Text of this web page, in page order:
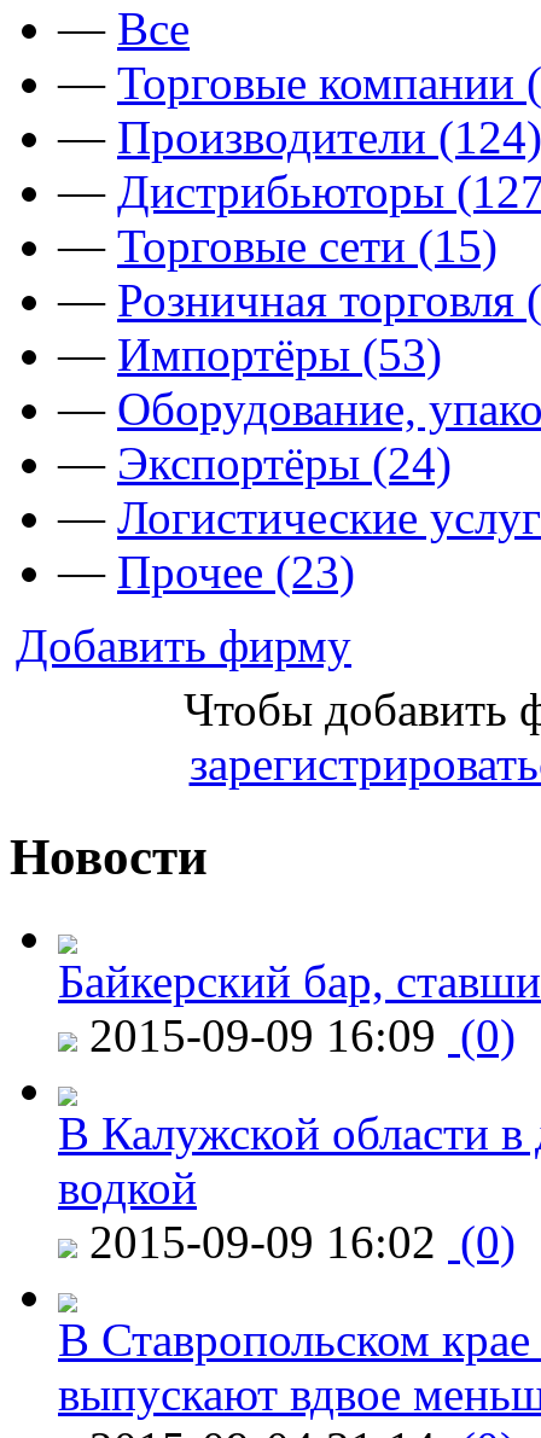
— Все
— Торговые компании
— Производители (124)
— Дистрибьюторы
— Торговые сети (15)
— Розничная торговля
— Импортёры (53)
— Оборудование,
— Экспортёры (24)
— Логистические
— Прочее (23)
Добавить фирму
Чтобы добавить
Новости
Байкерский бар,
2015-09-09 16:09 (0)
В Калужской области в
водкой
2015-09-09 16:02 (0)
В Ставропольском
выпускают вдвое